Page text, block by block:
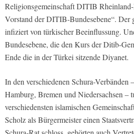
Religionsgemeinschaft DITIB
Vorstand der DITIB-Bundesebene“. Der
infiziert von türkischer Beeinflussung.
Bundesebene, die den Kurs der Ditib-
Ende die in der Türkei sitzende Diyanet.
In den verschiedenen Schura-Verbänden
Hamburg, Bremen und Niedersachsen –
verschiedensten islamischen
Scholz als Bürgermeister einen